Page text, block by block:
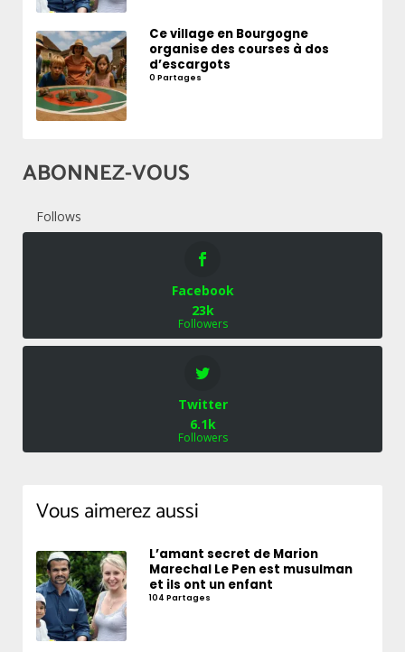
Ce village en Bourgogne
organise des courses à dos
d’escargots
0 Partages
ABONNEZ-VOUS
Follows
Facebook
23k
Followers
Twitter
6.1k
Followers
Vous aimerez aussi
L’amant secret de Marion
Marechal Le Pen est musulman
et ils ont un enfant
104 Partages